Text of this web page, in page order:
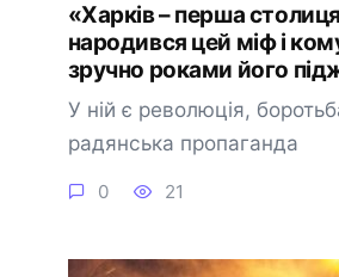
«Харків – перша
народився цей міф і
зручно роками його
У ній є революція,
радянська пропаганда
0 21